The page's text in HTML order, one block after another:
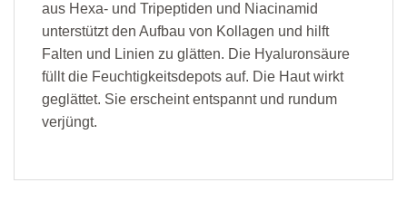
aus Hexa- und Tripeptiden und Niacinamid
unterstützt den Aufbau von Kollagen und hilft
Falten und Linien zu glätten. Die Hyaluronsäure
füllt die Feuchtigkeitsdepots auf. Die Haut wirkt
geglättet. Sie erscheint entspannt und rundum
verjüngt.